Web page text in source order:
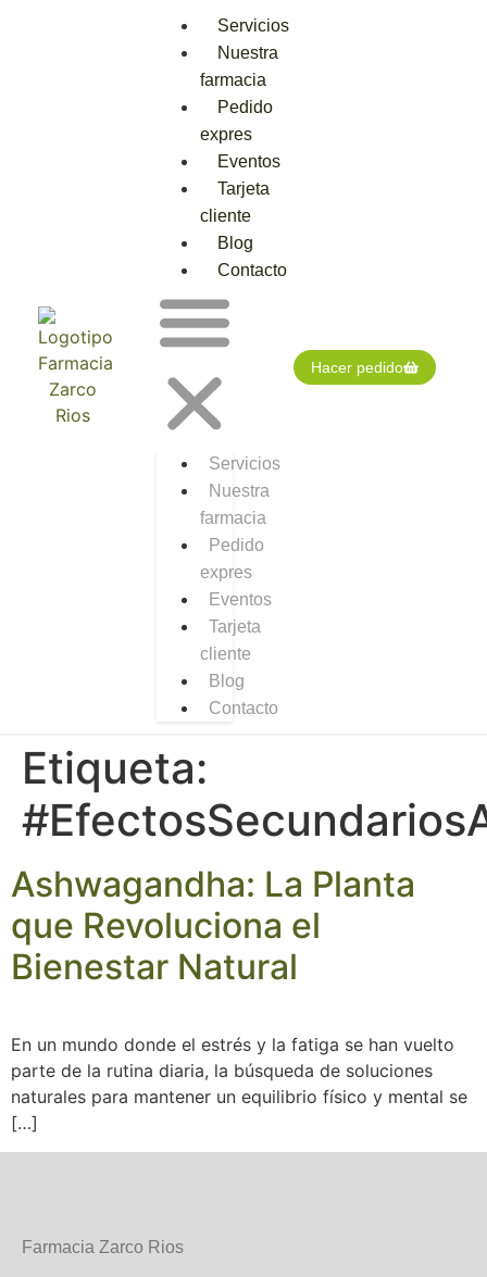
Servicios
Nuestra
farmacia
Pedido
expres
Eventos
Tarjeta
cliente
Blog
Contacto
Servicios
Nuestra
farmacia
Pedido
expres
Eventos
Tarjeta
cliente
Blog
Contacto
Hacer pedido
Etiqueta:
Ashwagandha: La Planta
que Revoluciona el
Bienestar Natural
En un mundo donde el estrés y la fatiga se han vuelto
parte de la rutina diaria, la búsqueda de soluciones
naturales para mantener un equilibrio físico y mental se
[…]
Farmacia Zarco Rios